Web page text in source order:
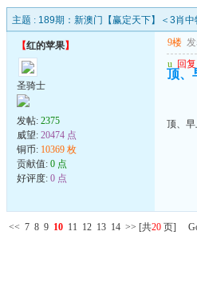
主题 : 189期：新澳门【赢定天下】＜3肖
【红的苹果】
圣骑士
发帖: 2375
威望: 20474 点
铜币: 10369 枚
贡献值: 0 点
好评度: 0 点
9楼
u 回复
顶、
顶、早
<< 7 8 9 10 11 12 13 14 >> [共20 页]